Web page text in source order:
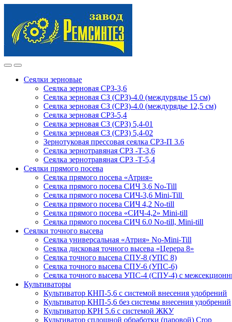
navigation
content
Сеялки зерновые
Сеялка зерновая СРЗ-3,6
Сеялка зерновая СЗ (СРЗ)-4.0 (междурядье 15 см)
Сеялка зерновая СЗ (СРЗ)-4.0 (междурядье 12,5 см)
Сеялка зерновая СРЗ-5,4
Сеялка зерновая СЗ (СРЗ) 5,4-01
Сеялка зерновая СЗ (СРЗ) 5,4-02
Зернотуковая прессовая сеялка СРЗ-П 3.6
Сеялка зернотравяная СРЗ -Т-3,6
Сеялка зернотравяная СРЗ -Т-5,4
Сеялки прямого посева
Сеялка прямого посева «Атрия»
Сеялка прямого посева СИЧ 3,6 No-Till
Сеялка прямого посева СИЧ-3,6 Mini-Till
Сеялка прямого посева СИЧ 4,2 No-till
Сеялка прямого посева «СИЧ-4,2» Mini-till
Сеялка прямого посева СИЧ 6.0 No-till, Mini-till
Сеялки точного высева
Сеялка универсальная «Атрия» No-Mini-Till
Сеялка дисковая точного высева «Церера 8»
Сеялка точного высева СПУ-8 (УПС 8)
Сеялка точного высева СПУ-6 (УПС-6)
Сеялка точного высева УПС-4 (СПУ-4) с
Культиваторы
Культиватор КНП-5,6 с системой внесения удобрений
Культиватор КНП-5,6 без системы внесения удобрений
Культиватор КРН 5.6 с системой ЖКУ
Культиватор сплошной обработки (паровой) Crop